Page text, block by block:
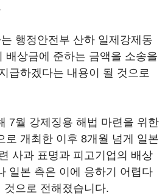
행정안전부 산하 일제강제동
배상금에 준하는 금액을 소송을
급하겠다는 내용이 될 것으로
7월 강제징용 해법 마련을 위한
로 개최한 이후 8개월 넘게 일본
사과 표명과 피고기업의 배상
일본 측은 이에 응하기 어렵다
으로 전해졌습니다.